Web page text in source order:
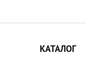
КАТАЛОГ